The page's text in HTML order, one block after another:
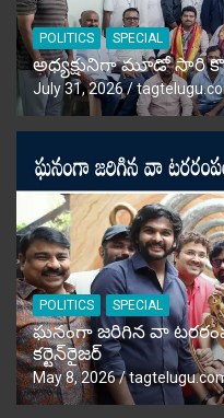
POLITICS SPECIAL
అధ్యక్షునిగా మూడో సారి
July 31, 2026
POLITICS SPECIAL
ఘనంగా జరిగిన వా
కర్టెన్‌రైజర్‌
May 8, 2026